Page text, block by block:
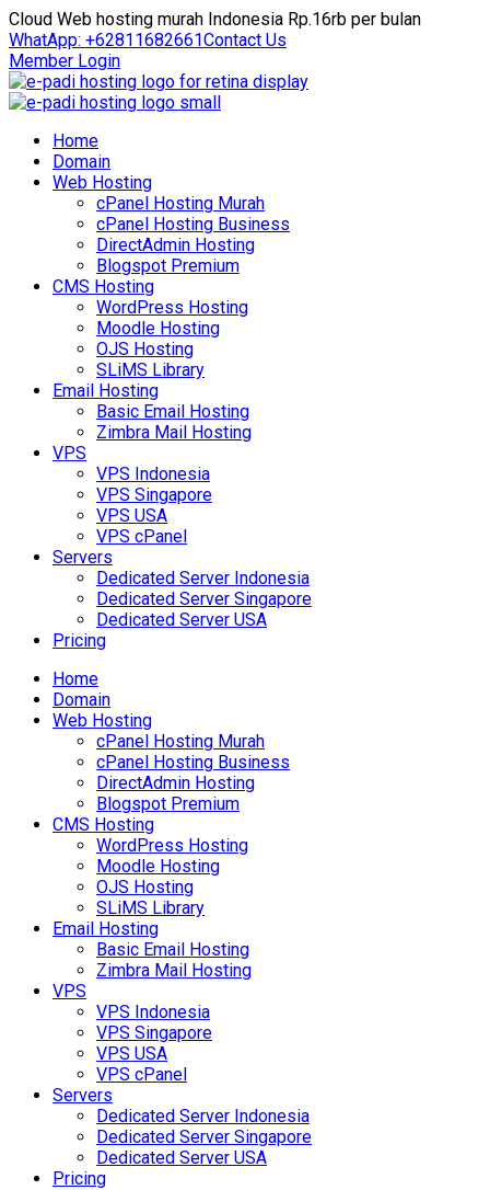
Cloud Web hosting murah Indonesia Rp.16rb per bulan
WhatApp: +62811682661Contact Us
Member Login
Home
Domain
Web Hosting
cPanel Hosting Murah
cPanel Hosting Business
DirectAdmin Hosting
Blogspot Premium
CMS Hosting
WordPress Hosting
Moodle Hosting
OJS Hosting
SLiMS Library
Email Hosting
Basic Email Hosting
Zimbra Mail Hosting
VPS
VPS Indonesia
VPS Singapore
VPS USA
VPS cPanel
Servers
Dedicated Server Indonesia
Dedicated Server Singapore
Dedicated Server USA
Pricing
Home
Domain
Web Hosting
cPanel Hosting Murah
cPanel Hosting Business
DirectAdmin Hosting
Blogspot Premium
CMS Hosting
WordPress Hosting
Moodle Hosting
OJS Hosting
SLiMS Library
Email Hosting
Basic Email Hosting
Zimbra Mail Hosting
VPS
VPS Indonesia
VPS Singapore
VPS USA
VPS cPanel
Servers
Dedicated Server Indonesia
Dedicated Server Singapore
Dedicated Server USA
Pricing